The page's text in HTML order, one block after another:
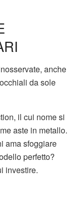
anche
da sole
il cui nome si
aste in metallo.
ama sfoggiare
perfetto?
investire.